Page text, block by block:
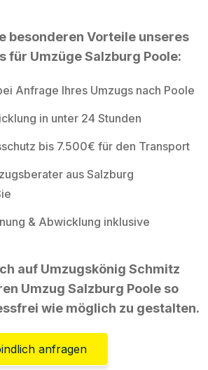
besonderen Vorteile unseres
für Umzüge Salzburg Poole:
Anfrage Ihres Umzugs nach Poole
in unter 24 Stunden
bis 7.500€ für den Transport
aus Salzburg
& Abwicklung inklusive
auf Umzugskönig Schmitz
Umzug Salzburg Poole so
wie möglich zu gestalten.
anfragen